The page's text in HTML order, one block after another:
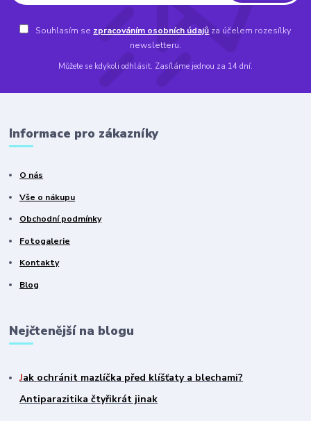
Souhlasím se zpracováním osobních údajů za účelem rozesílky
newsletteru.
Můžete se kdykoli odhlásit. Zasíláme jednou za 14 dní.
Informace pro zákazníky
O nás
Vše o nákupu
Obchodní podmínky
Fotogalerie
Kontakty
Blog
Nejčtenější na blogu
Jak ochránit mazlíčka před klíšťaty a blechami?
Antiparazitika čtyřikrát jinak